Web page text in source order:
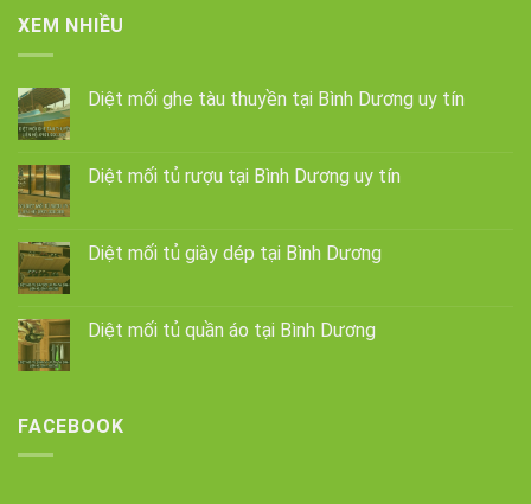
XEM NHIỀU
Diệt mối ghe tàu thuyền tại Bình Dương uy tín
Diệt mối tủ rượu tại Bình Dương uy tín
Diệt mối tủ giày dép tại Bình Dương
Diệt mối tủ quần áo tại Bình Dương
FACEBOOK